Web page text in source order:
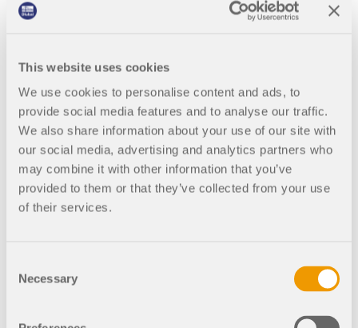
This website uses cookies
We use cookies to personalise content and ads, to
provide social media features and to analyse our traffic.
We also share information about your use of our site with
our social media, advertising and analytics partners who
may combine it with other information that you’ve
provided to them or that they’ve collected from your use
of their services.
Selection
Necessary
05
El Royal National Theater en Londres muestra lo monumental que
vista. Fue el
proyecto de construcción más grande
un amplio vestíbulo, tiene varios bares, algunas